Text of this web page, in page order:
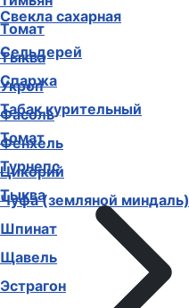
Томат
Тыква
Укроп
Фасоль
Фенхель
Цикорий
Чуфа (земляной миндаль)
Шпинат
Щавель
Эстрагон
Свекла сахарная
Сельдерей
Спаржа
Табак курительный
Томат
Турнепс
Тыква